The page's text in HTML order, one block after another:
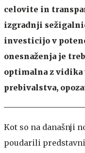
celovite in
izgradnji
investicijo v
onesnaženja je
optimalna z vidika
prebivalstva,
Kot so na današnji
poudarili